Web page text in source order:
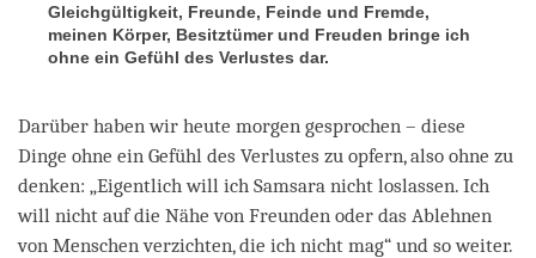
Gleichgültigkeit, Freunde, Feinde und Fremde,
meinen Körper, Besitztümer und Freuden bringe ich
ohne ein Gefühl des Verlustes dar.
Darüber haben wir heute morgen gesprochen – diese
Dinge ohne ein Gefühl des Verlustes zu opfern, also ohne zu
denken: „Eigentlich will ich Samsara nicht loslassen. Ich
will nicht auf die Nähe von Freunden oder das Ablehnen
von Menschen verzichten, die ich nicht mag“ und so weiter.